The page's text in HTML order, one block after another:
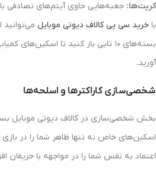
کریت‌ها: جعبه‌هایی حاوی آیتم‌های تصادفی
با خرید سی پی کالاف دیوتی موبایل
بسته‌های ۱۰ تایی باز کنید تا
آورید.
شخصی‌سازی کاراکترها و اسلحه‌ها
بخش شخصی‌سازی در کالاف دیوتی موبایل
اسکین‌های خاص نه تنها ظاهر شما را در بازی
اعتماد به نفس شما را در مواجهه با حریفان